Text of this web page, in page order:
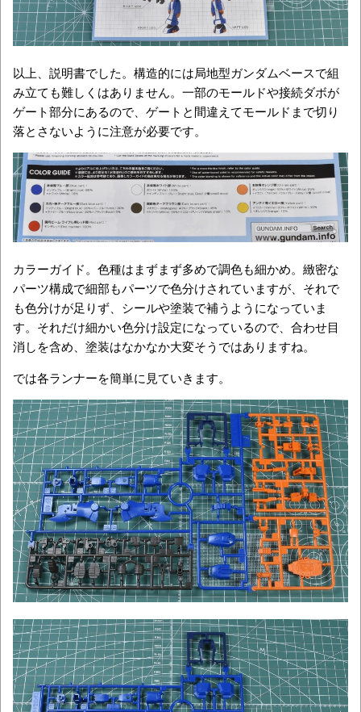
以上、説明書でした。構造的には局地型ガンダムベースで組
み立ても難しくはありません。一部のモールドや接続ダボが
ゲート部分にあるので、ゲートと間違えてモールドまで切り
落とさないように注意が必要です。
カラーガイド。色種はまずまず多めで調色も細かめ。緻密な
パーツ構成で細部もパーツで色分けされていますが、それで
も色分けが足りず、シールや塗装で補うようになっていま
す。それだけ細かい色分け設定になっているので、合わせ目
消しを含め、塗装はなかなか大変そうではありますね。
では各ランナーを簡単に見ていきます。